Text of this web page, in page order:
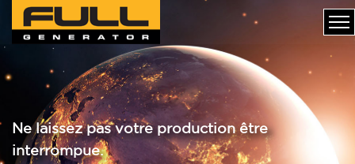
Ne laissez pas votre production être
interrompue.